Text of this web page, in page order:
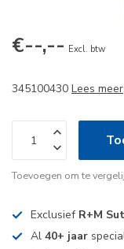
€--,-- Excl. btw
345100430 Lees meer.
Toevoegen om te
Exclusief R+M
Al 40+ jaar